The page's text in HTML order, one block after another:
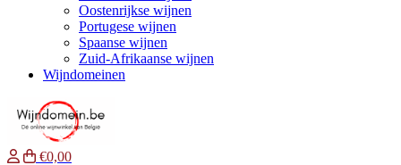
Oostenrijkse wijnen
Portugese wijnen
Spaanse wijnen
Zuid-Afrikaanse wijnen
Wijndomeinen
€0,00